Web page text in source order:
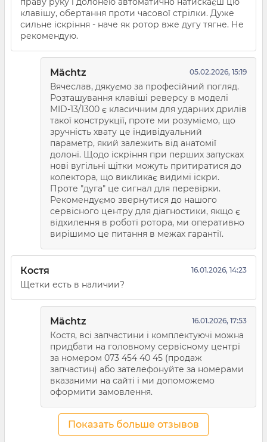
клавішу, обертання проти часової стрілки. Дуже
сильне іскріння - наче як ротор вже дугу тягне. Не
рекомендую.
Mächtz 05.02.2026, 15:19
Вячеслав, дякуємо за професійний погляд.
Розташування клавіші реверсу в моделі
MID-13/1300 є класичним для ударних дрилів
такої конструкції, проте ми розуміємо, що
зручність хвату це індивідуальний
параметр, який залежить від анатомії
долоні. Щодо іскріння при перших запусках
нові вугільні щітки можуть притиратися до
колектора, що викликає видимі іскри.
Проте "дуга" це сигнал для перевірки.
Рекомендуємо звернутися до нашого
сервісного центру для діагностики, якщо є
відхилення в роботі ротора, ми оперативно
вирішимо це питання в межах гарантії.
Костя 16.01.2026, 14:23
Щетки есть в наличии?
Mächtz 16.01.2026, 17:53
Костя, всі запчастини і комплектуючі можна
придбати на головному сервісному центрі
за номером 073 454 40 45 (продаж
запчастин) або зателефонуйте за номерами
вказаними на сайті і ми допоможемо
оформити замовлення.
Показать больше отзывов